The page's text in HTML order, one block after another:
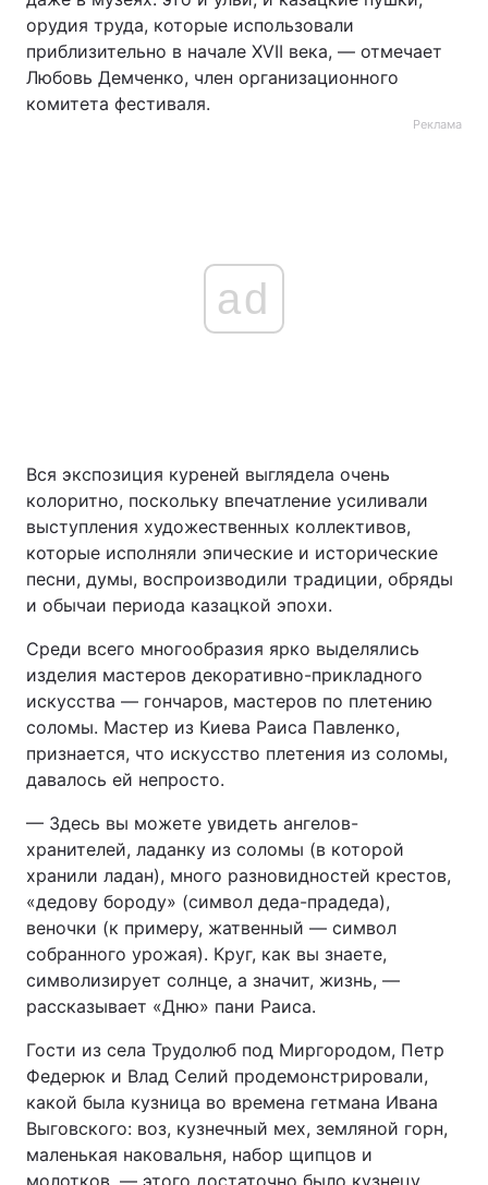
орудия труда, которые использовали
приблизительно в начале XVII века, — отмечает
Любовь Демченко, член организационного
комитета фестиваля.
Реклама
ad
Вся экспозиция куреней выглядела очень
колоритно, поскольку впечатление усиливали
выступления художественных коллективов,
которые исполняли эпические и исторические
песни, думы, воспроизводили традиции, обряды
и обычаи периода казацкой эпохи.
Среди всего многообразия ярко выделялись
изделия мастеров декоративно-прикладного
искусства — гончаров, мастеров по плетению
соломы. Мастер из Киева Раиса Павленко,
признается, что искусство плетения из соломы,
давалось ей непросто.
— Здесь вы можете увидеть ангелов-
хранителей, ладанку из соломы (в которой
хранили ладан), много разновидностей крестов,
«дедову бороду» (символ деда-прадеда),
веночки (к примеру, жатвенный — символ
собранного урожая). Круг, как вы знаете,
символизирует солнце, а значит, жизнь, —
рассказывает «Дню» пани Раиса.
Гости из села Трудолюб под Миргородом, Петр
Федерюк и Влад Селий продемонстрировали,
какой была кузница во времена гетмана Ивана
Выговского: воз, кузнечный мех, земляной горн,
маленькая наковальня, набор щипцов и
молотков, — этого достаточно было кузнецу,